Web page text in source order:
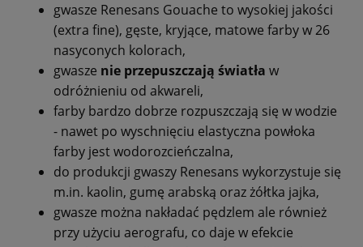
gwasze Renesans Gouache to wysokiej jakości
(extra fine), gęste, kryjące, matowe farby w 26
nasyconych kolorach,
gwasze nie przepuszczają światła w
odróżnieniu od akwareli,
farby bardzo dobrze rozpuszczają się w wodzie
- nawet po wyschnięciu elastyczna powłoka
farby jest wodorozcieńczalna,
do produkcji gwaszy Renesans wykorzystuje się
m.in. kaolin, gumę arabską oraz żółtka jajka,
gwasze można nakładać pędzlem ale również
przy użyciu aerografu, co daje w efekcie